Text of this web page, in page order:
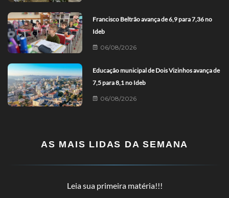
Francisco Beltrão avança de 6,9 para 7,36 no
Ideb
06/08/2026
Educação municipal de Dois Vizinhos avança de
7,5 para 8,1 no Ideb
06/08/2026
AS MAIS LIDAS DA SEMANA
Leia sua primeira matéria!!!